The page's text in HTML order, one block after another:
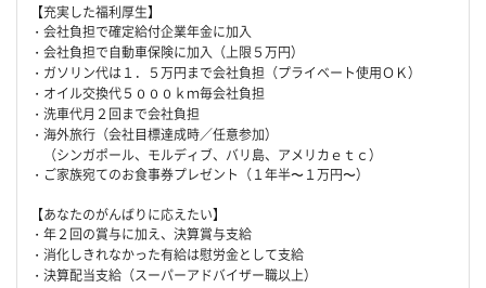
【充実した福利厚生】
・会社負担で確定給付企業年金に加入
・会社負担で自動車保険に加入（上限５万円）
・ガソリン代は１．５万円まで会社負担（プライベート使用ＯＫ）
・オイル交換代５０００ｋｍ毎会社負担
・洗車代月２回まで会社負担
・海外旅行（会社目標達成時／任意参加）
（シンガポール、モルディブ、バリ島、アメリカｅｔｃ）
・ご家族宛てのお食事券プレゼント（１年半〜１万円〜）
【あなたのがんばりに応えたい】
・年２回の賞与に加え、決算賞与支給
・消化しきれなかった有給は慰労金として支給
・決算配当支給（スーパーアドバイザー職以上）